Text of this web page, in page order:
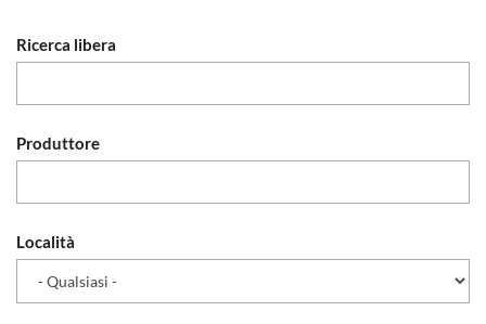
Ricerca libera
Produttore
Località